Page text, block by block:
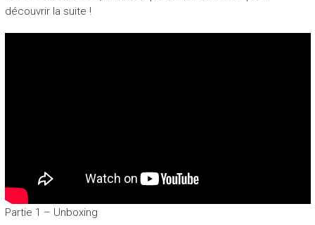
découvrir la suite !
Partie 1 – Unboxing